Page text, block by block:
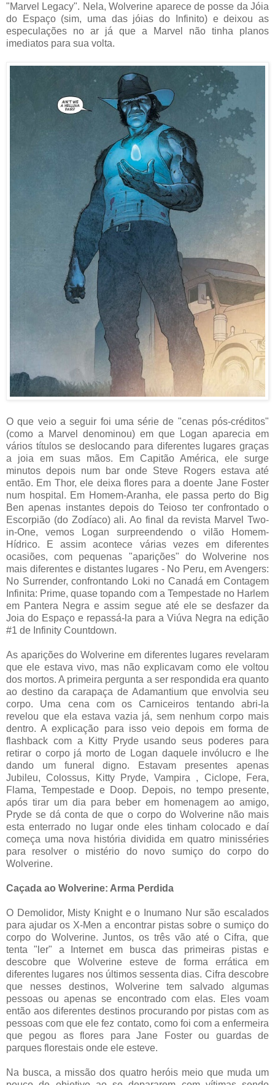
"Marvel Legacy". Nela, Wolverine aparece de posse da Jóia
do Espaço (sim, uma das jóias do Infinito) e deixou as
especulações no ar já que a Marvel não tinha planos
imediatos para sua volta.
O que veio a seguir foi uma série de "cenas pós-créditos"
(como a Marvel denominou) em que Logan aparecia em
vários títulos se deslocando para diferentes lugares graças
a joia em suas mãos. Em Capitão América, ele surge
minutos depois num bar onde Steve Rogers estava até
então. Em Thor, ele deixa flores para a doente Jane Foster
num hospital. Em Homem-Aranha, ele passa perto do Big
Ben apenas instantes depois do Teioso ter confrontado o
Escorpião (do Zodíaco) ali. Ao final da revista Marvel Two-
in-One, vemos Logan surpreendendo o vilão Homem-
Hídrico. E assim acontece várias vezes em diferentes
ocasiões, com pequenas "aparições" do Wolverine nos
mais diferentes e distantes lugares - No Peru, em Avengers:
No Surrender, confrontando Loki no Canadá em Contagem
Infinita: Prime, quase topando com a Tempestade no Harlem
em Pantera Negra e assim segue até ele se desfazer da
Joia do Espaço e repassá-la para a Viúva Negra na edição
#1 de Infinity Countdown.
As aparições do Wolverine em diferentes lugares revelaram
que ele estava vivo, mas não explicavam como ele voltou
dos mortos. A primeira pergunta a ser respondida era quanto
ao destino da carapaça de Adamantium que envolvia seu
corpo. Uma cena com os Carniceiros tentando abri-la
revelou que ela estava vazia já, sem nenhum corpo mais
dentro. A explicação para isso veio depois em forma de
flashback com a Kitty Pryde usando seus poderes para
retirar o corpo já morto de Logan daquele invólucro e lhe
dando um funeral digno. Estavam presentes apenas
Jubileu, Colossus, Kitty Pryde, Vampira , Ciclope, Fera,
Flama, Tempestade e Doop. Depois, no tempo presente,
após tirar um dia para beber em homenagem ao amigo,
Pryde se dá conta de que o corpo do Wolverine não mais
esta enterrado no lugar onde eles tinham colocado e daí
começa uma nova história dividida em quatro minisséries
para resolver o mistério do novo sumiço do corpo do
Wolverine.
Caçada ao Wolverine: Arma Perdida
O Demolidor, Misty Knight e o Inumano Nur são escalados
para ajudar os X-Men a encontrar pistas sobre o sumiço do
corpo do Wolverine. Juntos, os três vão até o Cifra, que
tenta "ler" a Internet em busca das primeiras pistas e
descobre que Wolverine esteve de forma errática em
diferentes lugares nos últimos sessenta dias. Cifra descobre
que nesses destinos, Wolverine tem salvado algumas
pessoas ou apenas se encontrado com elas. Eles voam
então aos diferentes destinos procurando por pistas com as
pessoas com que ele fez contato, como foi com a enfermeira
que pegou as flores para Jane Foster ou guardas de
parques florestais onde ele esteve.
Na busca, a missão dos quatro heróis meio que muda um